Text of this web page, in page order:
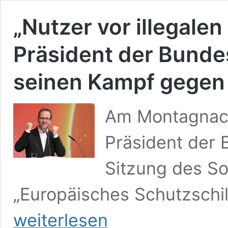
„Nutzer vor
Präsident der
seinen Kampf
Am
Präsident der
Sitzung des
„Europäisches
weiterlesen